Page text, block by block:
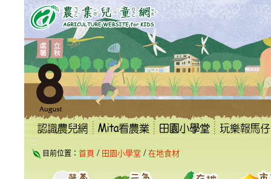
跳
到
主
內
:::
目前位置： 首頁 / 田園小學堂 / 在地食材